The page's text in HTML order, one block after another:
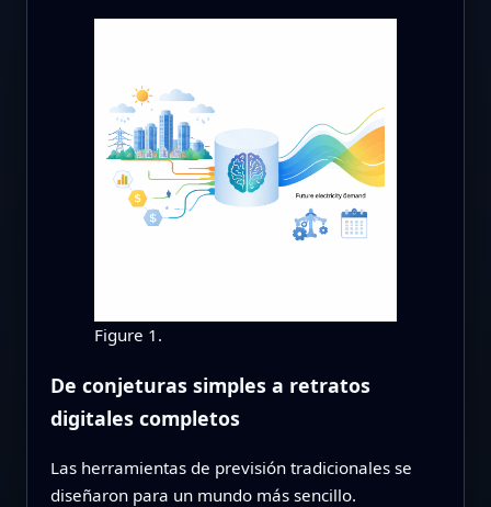
Figure 1.
De conjeturas simples a retratos
digitales completos
Las herramientas de previsión tradicionales se
diseñaron para un mundo más sencillo.